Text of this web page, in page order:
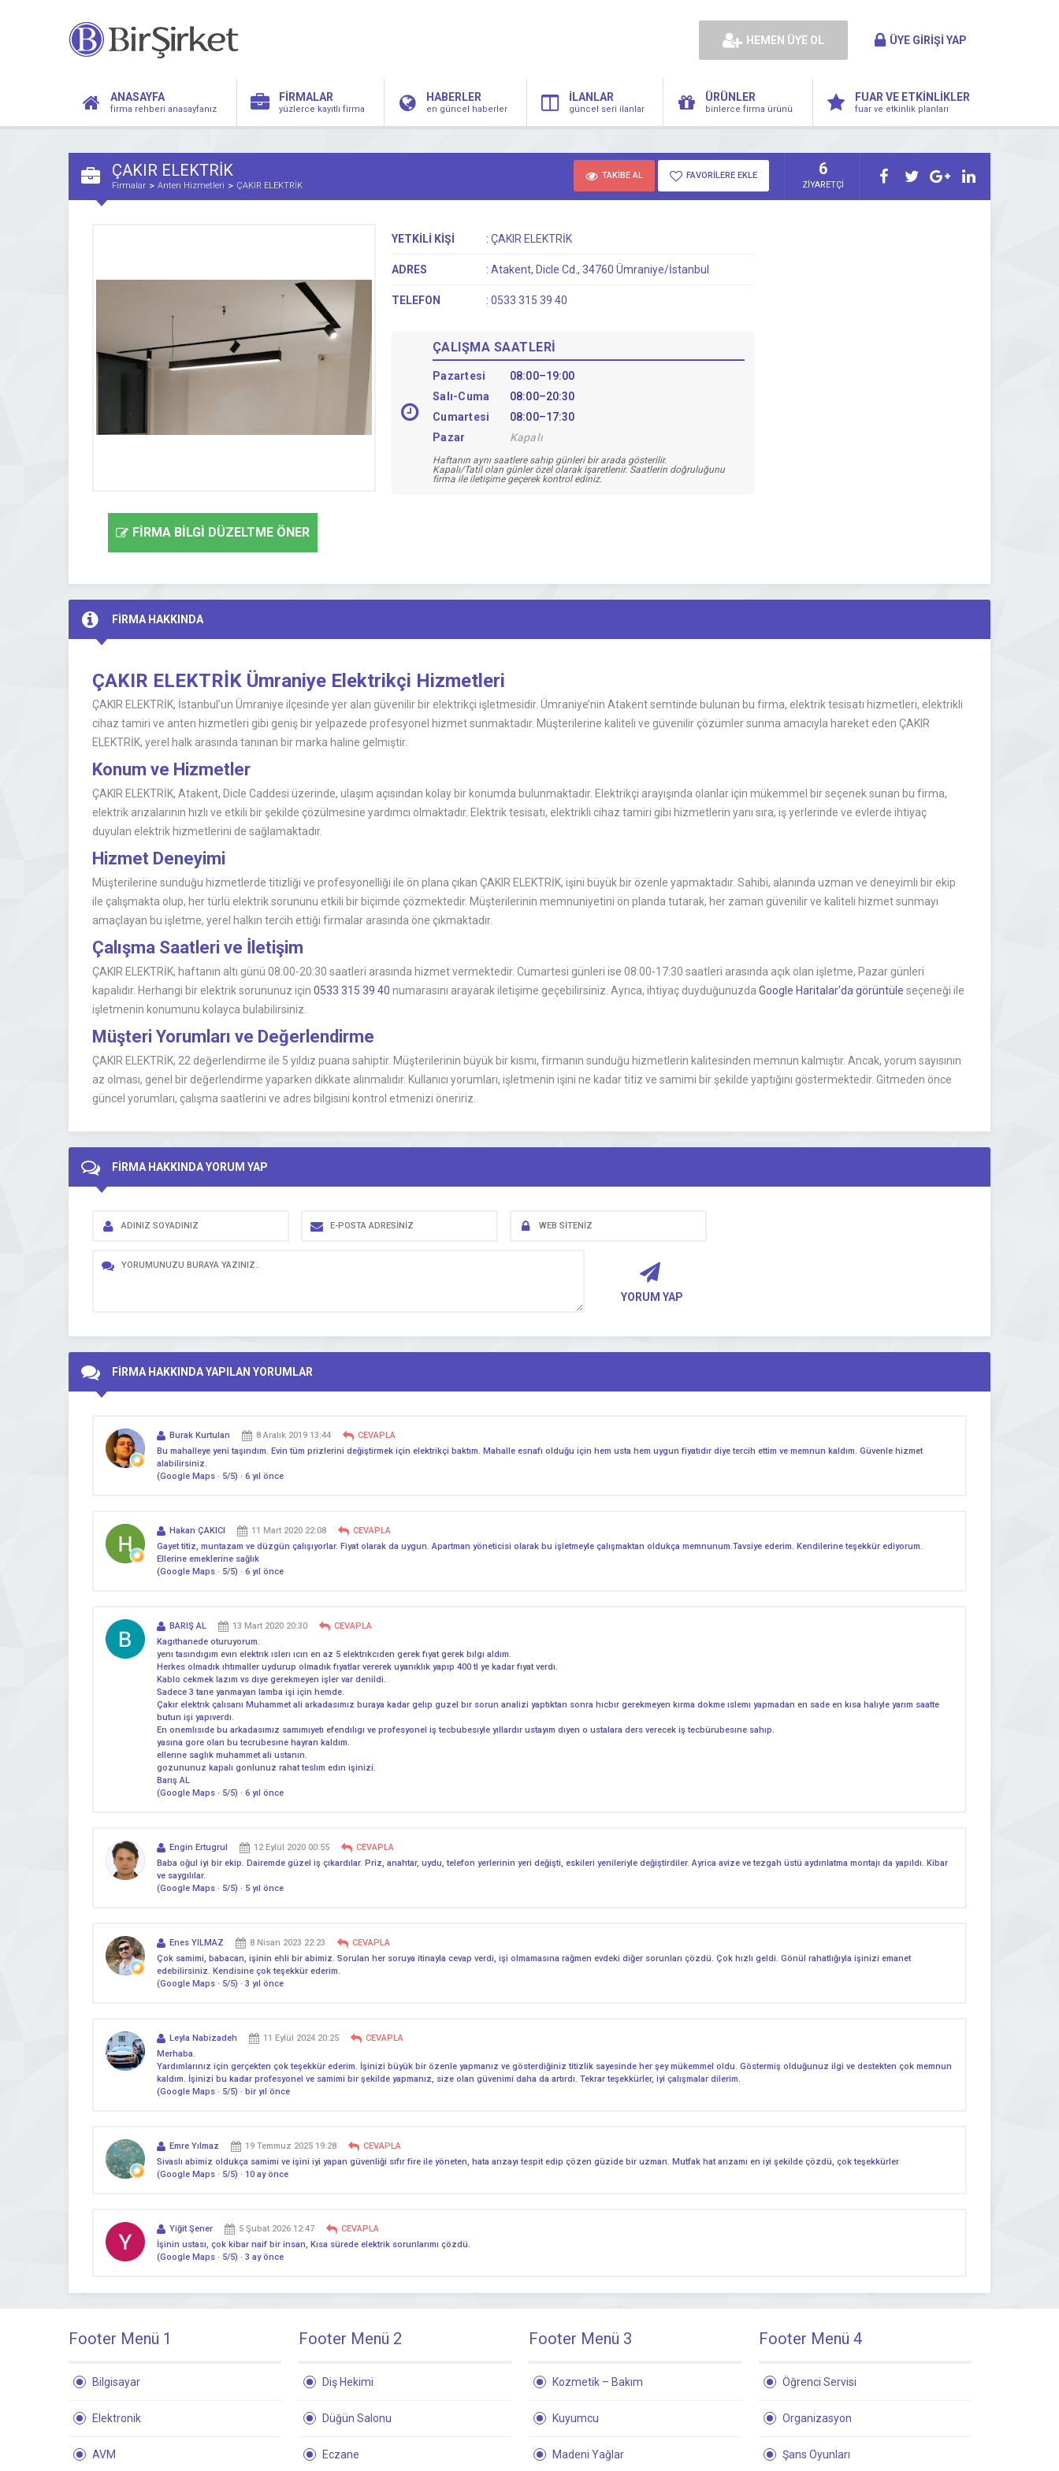
HEMEN ÜYE OL ÜYE GİRİŞİ YAP
ANASAYFA
firma rehberi anasayfanız
FİRMALAR
yüzlerce kayıtlı firma
HABERLER
en güncel haberler
İLANLAR
güncel seri ilanlar
ÜRÜNLER
binlerce firma ürünü
FUAR VE ETKİNLİKLER
fuar ve etkinlik planları
ÇAKIR ELEKTRİK
Firmalar Anten Hizmetleri ÇAKIR ELEKTRİK
TAKİBE AL FAVORİLERE EKLE 6
ZİYARETÇİ
YETKİLİ KİŞİ : ÇAKIR ELEKTRİK
ADRES : Atakent, Dicle Cd., 34760 Ümraniye/İstanbul
TELEFON : 0533 315 39 40
ÇALIŞMA SAATLERİ
Pazartesi
08:00–19:00
Salı-Cuma
08:00–20:30
Cumartesi
08:00–17:30
Pazar
Kapalı
Haftanın aynı saatlere sahip günleri bir arada gösterilir.
Kapalı/Tatil olan günler özel olarak işaretlenir. Saatlerin doğruluğunu
firma ile iletişime geçerek kontrol ediniz.
FİRMA BİLGİ DÜZELTME ÖNER
FİRMA HAKKINDA
ÇAKIR ELEKTRİK Ümraniye Elektrikçi Hizmetleri
ÇAKIR ELEKTRİK, İstanbul’un Ümraniye ilçesinde yer alan güvenilir bir elektrikçi işletmesidir. Ümraniye’nin Atakent semtinde bulunan bu firma, elektrik tesisatı hizmetleri, elektrikli
cihaz tamiri ve anten hizmetleri gibi geniş bir yelpazede profesyonel hizmet sunmaktadır. Müşterilerine kaliteli ve güvenilir çözümler sunma amacıyla hareket eden ÇAKIR
ELEKTRİK, yerel halk arasında tanınan bir marka haline gelmiştir.
Konum ve Hizmetler
ÇAKIR ELEKTRİK, Atakent, Dicle Caddesi üzerinde, ulaşım açısından kolay bir konumda bulunmaktadır. Elektrikçi arayışında olanlar için mükemmel bir seçenek sunan bu firma,
elektrik arızalarının hızlı ve etkili bir şekilde çözülmesine yardımcı olmaktadır. Elektrik tesisatı, elektrikli cihaz tamiri gibi hizmetlerin yanı sıra, iş yerlerinde ve evlerde ihtiyaç
duyulan elektrik hizmetlerini de sağlamaktadır.
Hizmet Deneyimi
Müşterilerine sunduğu hizmetlerde titizliği ve profesyonelliği ile ön plana çıkan ÇAKIR ELEKTRİK, işini büyük bir özenle yapmaktadır. Sahibi, alanında uzman ve deneyimli bir ekip
ile çalışmakta olup, her türlü elektrik sorununu etkili bir biçimde çözmektedir. Müşterilerinin memnuniyetini ön planda tutarak, her zaman güvenilir ve kaliteli hizmet sunmayı
amaçlayan bu işletme, yerel halkın tercih ettiği firmalar arasında öne çıkmaktadır.
Çalışma Saatleri ve İletişim
ÇAKIR ELEKTRİK, haftanın altı günü 08:00-20:30 saatleri arasında hizmet vermektedir. Cumartesi günleri ise 08:00-17:30 saatleri arasında açık olan işletme, Pazar günleri
kapalıdır. Herhangi bir elektrik sorununuz için 0533 315 39 40 numarasını arayarak iletişime geçebilirsiniz. Ayrıca, ihtiyaç duyduğunuzda Google Haritalar’da görüntüle seçeneği ile
işletmenin konumunu kolayca bulabilirsiniz.
Müşteri Yorumları ve Değerlendirme
ÇAKIR ELEKTRİK, 22 değerlendirme ile 5 yıldız puana sahiptir. Müşterilerinin büyük bir kısmı, firmanın sunduğu hizmetlerin kalitesinden memnun kalmıştır. Ancak, yorum sayısının
az olması, genel bir değerlendirme yaparken dikkate alınmalıdır. Kullanıcı yorumları, işletmenin işini ne kadar titiz ve samimi bir şekilde yaptığını göstermektedir. Gitmeden önce
güncel yorumları, çalışma saatlerini ve adres bilgisini kontrol etmenizi öneririz.
FİRMA HAKKINDA YORUM YAP
YORUM YAP
FİRMA HAKKINDA YAPILAN YORUMLAR
Burak Kurtulan 8 Aralık 2019 13:44
CEVAPLA
Bu mahalleye yeni taşındım. Evin tüm prizlerini değiştirmek için elektrikçi baktım. Mahalle esnafı olduğu için hem usta hem uygun fiyatıdır diye tercih ettim ve memnun kaldım. Güvenle hizmet
alabilirsiniz.
(Google Maps · 5/5) · 6 yıl önce
Hakan ÇAKICI 11 Mart 2020 22:08
CEVAPLA
Gayet titiz, muntazam ve düzgün çalışıyorlar. Fiyat olarak da uygun. Apartman yöneticisi olarak bu işletmeyle çalışmaktan oldukça memnunum.Tavsiye ederim. Kendilerine teşekkür ediyorum.
Ellerine emeklerine sağlık
(Google Maps · 5/5) · 6 yıl önce
BARIŞ AL 13 Mart 2020 20:30
CEVAPLA
Kagıthanede oturuyorum.
yenı tasındıgım evın elektrık ıslerı ıcın en az 5 elektrıkcıden gerek fıyat gerek bılgı aldım.
Herkes olmadık ıhtımaller uydurup olmadık fıyatlar vererek uyanıklık yapıp 400 tl ye kadar fıyat verdı.
Kablo cekmek lazım vs dıye gerekmeyen işler var denildi.
Sadece 3 tane yanmayan lamba işi için hemde.
Çakır elektrık çalısanı Muhammet ali arkadasımız buraya kadar gelıp guzel bır sorun analizi yaptıktan sonra hıcbır gerekmeyen kırma dokme ıslemı yapmadan en sade en kısa halıyle yarım saatte
butun işi yapıverdı.
En onemlısıde bu arkadasımız samımıyetı efendılıgı ve profesyonel iş tecbubesıyle yıllardır ustayım dıyen o ustalara ders verecek iş tecbürubesıne sahıp.
yasına gore olan bu tecrubesıne hayran kaldım.
ellerıne saglık muhammet ali ustanın.
gozununuz kapalı gonlunuz rahat teslım edın işinizi.
Barış AL
(Google Maps · 5/5) · 6 yıl önce
Engin Ertugrul 12 Eylül 2020 00:55
CEVAPLA
Baba oğul iyi bir ekip. Dairemde güzel iş çıkardılar. Priz, anahtar, uydu, telefon yerlerinin yeri değişti, eskileri yenileriyle değiştirdiler. Ayrica avize ve tezgah üstü aydınlatma montajı da yapıldı. Kibar
ve saygılılar.
(Google Maps · 5/5) · 5 yıl önce
Enes YILMAZ 8 Nisan 2023 22:23
CEVAPLA
Çok samimi, babacan, işinin ehli bir abimiz. Sorulan her soruya itinayla cevap verdi, işi olmamasına rağmen evdeki diğer sorunları çözdü. Çok hızlı geldi. Gönül rahatlığıyla işinizi emanet
edebilirsiniz. Kendisine çok teşekkür ederim.
(Google Maps · 5/5) · 3 yıl önce
Leyla Nabizadeh 11 Eylül 2024 20:25
CEVAPLA
Merhaba.
Yardımlarınız için gerçekten çok teşekkür ederim. İşinizi büyük bir özenle yapmanız ve gösterdiğiniz titizlik sayesinde her şey mükemmel oldu. Göstermiş olduğunuz ilgi ve destekten çok memnun
kaldım. İşinizi bu kadar profesyonel ve samimi bir şekilde yapmanız, size olan güvenimi daha da artırdı. Tekrar teşekkürler, iyi çalışmalar dilerim.
(Google Maps · 5/5) · bir yıl önce
Emre Yılmaz 19 Temmuz 2025 19:28
CEVAPLA
Sivaslı abimiz oldukça samimi ve işini iyi yapan güvenliği sıfır fire ile yöneten, hata arızayı tespit edip çözen güzide bir uzman. Mutfak hat arızamı en iyi şekilde çözdü, çok teşekkürler
(Google Maps · 5/5) · 10 ay önce
Yiğit Şener 5 Şubat 2026 12:47
CEVAPLA
İşinin ustası, çok kibar naif bir insan, Kısa sürede elektrik sorunlarımı çözdü.
(Google Maps · 5/5) · 3 ay önce
Footer Menü 1
Bilgisayar
Elektronik
AVM
Footer Menü 2
Diş Hekimi
Düğün Salonu
Eczane
Footer Menü 3
Kozmetik – Bakım
Kuyumcu
Madeni Yağlar
Footer Menü 4
Öğrenci Servisi
Organizasyon
Şans Oyunları